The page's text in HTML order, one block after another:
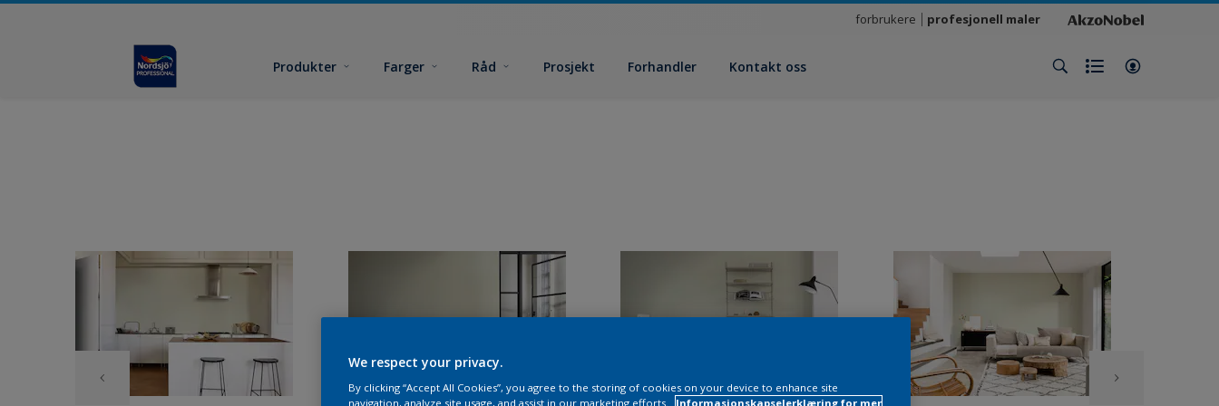
forbrukere profesjonell maler
Produkter Farger Råd Prosjekt Forhandler Kontakt oss
We respect your privacy.
By clicking “Accept All Cookies”, you agree to the storing of cookies on your device to enhance site
navigation, analyze site usage, and assist in our marketing efforts.
Informasjonskapselerklæring for mer